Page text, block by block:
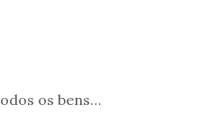
os bens…